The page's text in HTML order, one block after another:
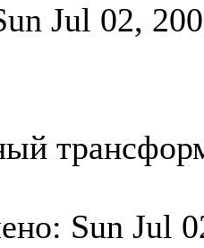
Jul 02,
Sun Jul